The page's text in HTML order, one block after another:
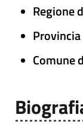
Regione
Comune